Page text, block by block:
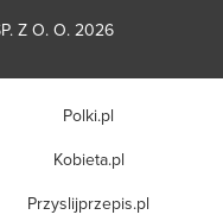
Z O. O. 2026
Polki.pl
Kobieta.pl
Przyslijprzepis.pl